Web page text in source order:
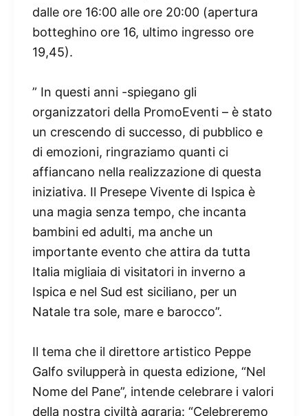
dalle ore 16:00 alle ore 20:00 (apertura
botteghino ore 16, ultimo ingresso ore
19,45).
” In questi anni -spiegano gli
organizzatori della PromoEventi – è stato
un crescendo di successo, di pubblico e
di emozioni, ringraziamo quanti ci
affiancano nella realizzazione di questa
iniziativa. Il Presepe Vivente di Ispica è
una magia senza tempo, che incanta
bambini ed adulti, ma anche un
importante evento che attira da tutta
Italia migliaia di visitatori in inverno a
Ispica e nel Sud est siciliano, per un
Natale tra sole, mare e barocco”.
Il tema che il direttore artistico Peppe
Galfo svilupperà in questa edizione, “Nel
Nome del Pane”, intende celebrare i valori
della nostra civiltà agraria: “Celebreremo